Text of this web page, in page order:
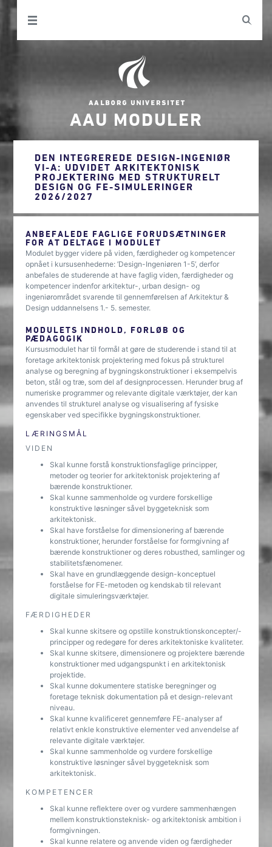
AAU MODULER
DEN INTEGREREDE DESIGN-INGENIØR
VI-A: UDVIDET ARKITEKTONISK
PROJEKTERING MED STRUKTURELT
DESIGN OG FE-SIMULERINGER
2026/2027
ANBEFALEDE FAGLIGE FORUDSÆTNINGER
FOR AT DELTAGE I MODULET
Modulet bygger videre på viden, færdigheder og kompetencer
opnået i kursusenhederne: ’Design-Ingeniøren 1-5’, derfor
anbefales de studerende at have faglig viden, færdigheder og
kompetencer indenfor arkitektur-, urban design- og
ingeniørområdet svarende til gennemførelsen af Arkitektur &
Design uddannelsens 1.- 5. semester.
MODULETS INDHOLD, FORLØB OG
PÆDAGOGIK
Kursusmodulet har til formål at gøre de studerende i stand til at
foretage arkitektonisk projektering med fokus på strukturel
analyse og beregning af bygningskonstruktioner i eksempelvis
beton, stål og træ, som del af designprocessen. Herunder brug af
numeriske programmer og relevante digitale værktøjer, der kan
anvendes til strukturel analyse og visualisering af fysiske
egenskaber ved specifikke bygningskonstruktioner.
LÆRINGSMÅL
VIDEN
Skal kunne forstå konstruktionsfaglige principper,
metoder og teorier for arkitektonisk projektering af
bærende konstruktioner.
Skal kunne sammenholde og vurdere forskellige
konstruktive løsninger såvel byggeteknisk som
arkitektonisk.
Skal have forståelse for dimensionering af bærende
konstruktioner, herunder forståelse for formgivning af
bærende konstruktioner og deres robusthed, samlinger og
stabilitetsfænomener.
Skal have en grundlæggende design-konceptuel
forståelse for FE-metoden og kendskab til relevant
digitale simuleringsværktøjer.
FÆRDIGHEDER
Skal kunne skitsere og opstille konstruktionskoncepter/-
principper og redegøre for deres arkitektoniske kvaliteter.
Skal kunne skitsere, dimensionere og projektere bærende
konstruktioner med udgangspunkt i en arkitektonisk
projektide.
Skal kunne dokumentere statiske beregninger og
foretage teknisk dokumentation på et design-relevant
niveau.
Skal kunne kvalificeret gennemføre FE-analyser af
relativt enkle konstruktive elementer ved anvendelse af
relevante digitale værktøjer.
Skal kunne sammenholde og vurdere forskellige
konstruktive løsninger såvel byggeteknisk som
arkitektonisk.
KOMPETENCER
Skal kunne reflektere over og vurdere sammenhængen
mellem konstruktionsteknisk- og arkitektonisk ambition i
formgivningen.
Skal kunne relatere og anvende viden og færdigheder